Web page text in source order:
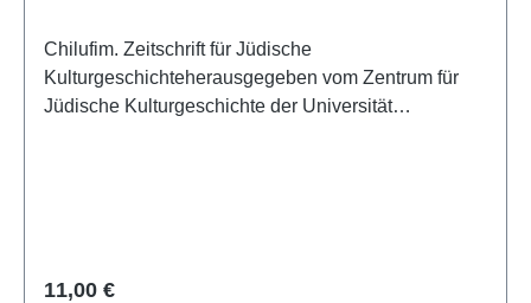
Chilufim. Zeitschrift für Jüdische
Kulturgeschichteherausgegeben vom Zentrum für
Jüdische Kulturgeschichte der Universität
Regulärer Preis:
11,00 €